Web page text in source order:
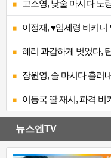
고소영, 낮술 마시다 노
이정재, ♥임세령 비키
혜리 과감하게 벗었다,
장원영, 술 마시다 흘러
이동국 딸 재시, 파격
뉴스엔TV